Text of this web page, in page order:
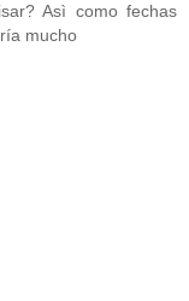
Asì como fechas
mucho